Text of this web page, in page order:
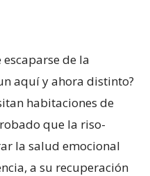
de la
aquí y ahora distinto?
habitaciones de
que la riso-
la salud emocional
a su recuperación